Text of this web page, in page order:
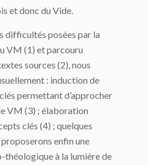
et donc du Vide.
difficultés posées par la
VM (1) et parcouru
sources (2), nous
: induction de
permettant d’approcher
VM (3) ; élaboration
clés (4) ; quelques
enfin une
à la lumière de